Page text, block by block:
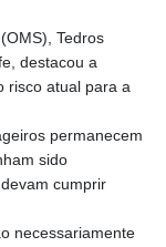
Tedros
destacou a
risco atual para a
permanecem
sido
cumprir
necessariamente